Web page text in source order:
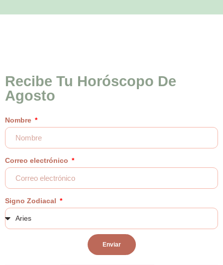
Recibe Tu Horóscopo De
Agosto
Nombre
Correo electrónico
Signo Zodiacal
Enviar